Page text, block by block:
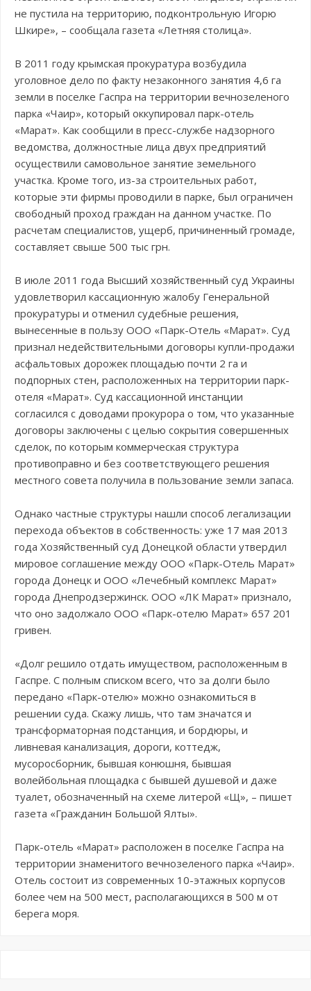
не пустила на территорию, подконтрольную Игорю
Шкире», – сообщала газета «Летняя столица».
В 2011 году крымская прокуратура возбудила
уголовное дело по факту незаконного занятия 4,6 га
земли в поселке Гаспра на территории вечнозеленого
парка «Чаир», который оккупировал парк-отель
«Марат». Как сообщили в пресс-службе надзорного
ведомства, должностные лица двух предприятий
осуществили самовольное занятие земельного
участка. Кроме того, из-за строительных работ,
которые эти фирмы проводили в парке, был ограничен
свободный проход граждан на данном участке. По
расчетам специалистов, ущерб, причиненный громаде,
составляет свыше 500 тыс грн.
В июле 2011 года Высший хозяйственный суд Украины
удовлетворил кассационную жалобу Генеральной
прокуратуры и отменил судебные решения,
вынесенные в пользу ООО «Парк-Отель «Марат». Суд
признал недействительными договоры купли-продажи
асфальтовых дорожек площадью почти 2 га и
подпорных стен, расположенных на территории парк-
отеля «Марат». Суд кассационной инстанции
согласился с доводами прокурора о том, что указанные
договоры заключены с целью сокрытия совершенных
сделок, по которым коммерческая структура
противоправно и без соответствующего решения
местного совета получила в пользование земли запаса.
Однако частные структуры нашли способ легализации
перехода объектов в собственность: уже 17 мая 2013
года Хозяйственный суд Донецкой области утвердил
мировое соглашение между ООО «Парк-Отель Марат»
города Донецк и ООО «Лечебный комплекс Марат»
города Днепродзержинск. ООО «ЛК Марат» признало,
что оно задолжало ООО «Парк-отелю Марат» 657 201
гривен.
«Долг решило отдать имуществом, расположенным в
Гаспре. С полным списком всего, что за долги было
передано «Парк-отелю» можно ознакомиться в
решении суда. Скажу лишь, что там значатся и
трансформаторная подстанция, и бордюры, и
ливневая канализация, дороги, коттедж,
мусоросборник, бывшая конюшня, бывшая
волейбольная площадка с бывшей душевой и даже
туалет, обозначенный на схеме литерой «Щ», – пишет
газета «Гражданин Большой Ялты».
Парк-отель «Марат» расположен в поселке Гаспра на
территории знаменитого вечнозеленого парка «Чаир».
Отель состоит из современных 10-этажных корпусов
более чем на 500 мест, располагающихся в 500 м от
берега моря.